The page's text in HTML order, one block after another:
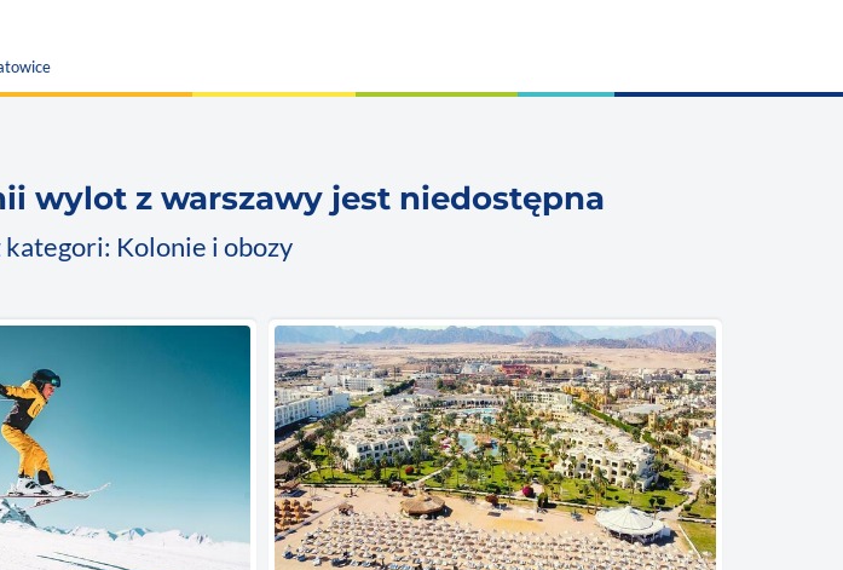
wylot z warszawy jest niedostępna
Kolonie i obozy